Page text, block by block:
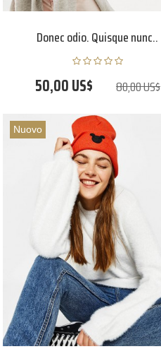
Donec odio. Quisque nunc..
50,00 US$ 80,00 US$
Nuovo